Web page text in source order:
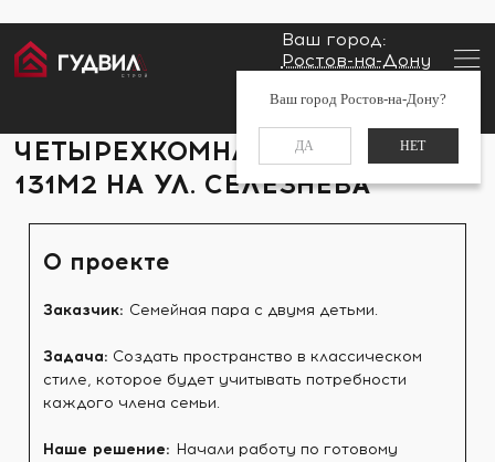
Ваш город:
Ростов-на-Дону
Ваш город Ростов-на-Дону?
ДА НЕТ
Заказать звонок
ЧЕТЫРЕХКОМНАТНАЯ КВАРТИРА
131М2 НА УЛ. СЕЛЕЗНЕВА
О проекте
Заказчик: Семейная пара с двумя детьми.
Задача: Создать пространство в классическом
стиле, которое будет учитывать потребности
каждого члена семьи.
Наше решение: Начали работу по готовому